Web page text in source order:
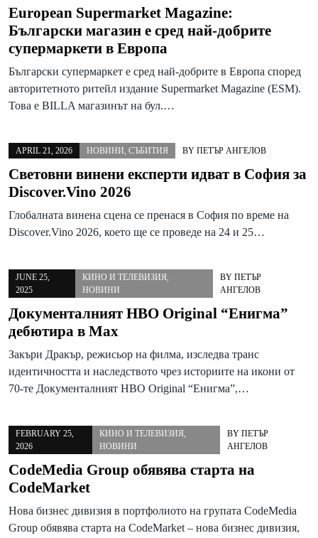
European Supermarket Magazine:
Български магазин е сред най-добрите
супермаркети в Европа
Български супермаркет е сред най-добрите в Европа според
авторитетното ритейл издание Supermarket Magazine (ESM).
Това е BILLA магазинът на бул.…
APRIL 21, 2026 НОВИНИ, СЪБИТИЯ BY ПЕТЪР АНГЕЛОВ
Световни винени експерти идват в София за
Discover.Vino 2026
Глобалната винена сцена се пренася в София по време на
Discover.Vino 2026, което ще се проведе на 24 и 25…
JUNE 25,
2025
КИНО И ТЕЛЕВИЗИЯ,
НОВИНИ
BYПЕТЪР
АНГЕЛОВ
Документалният HBO Original “Енигма”
дебютира в Max
Закъри Дракър, режисьор на филма, изследва транс
идентичността и наследството чрез историите на икони от
70-те Документалният HBO Original “Енигма”,…
FEBRUARY 25,
2026
КИНО И ТЕЛЕВИЗИЯ,
НОВИНИ
BY ПЕТЪР
АНГЕЛОВ
CodeMedia Group обявява старта на
CodeMarket
Нова бизнес дивизия в портфолиото на групата CodeMedia
Group обявява старта на CodeMarket – нова бизнес дивизия,